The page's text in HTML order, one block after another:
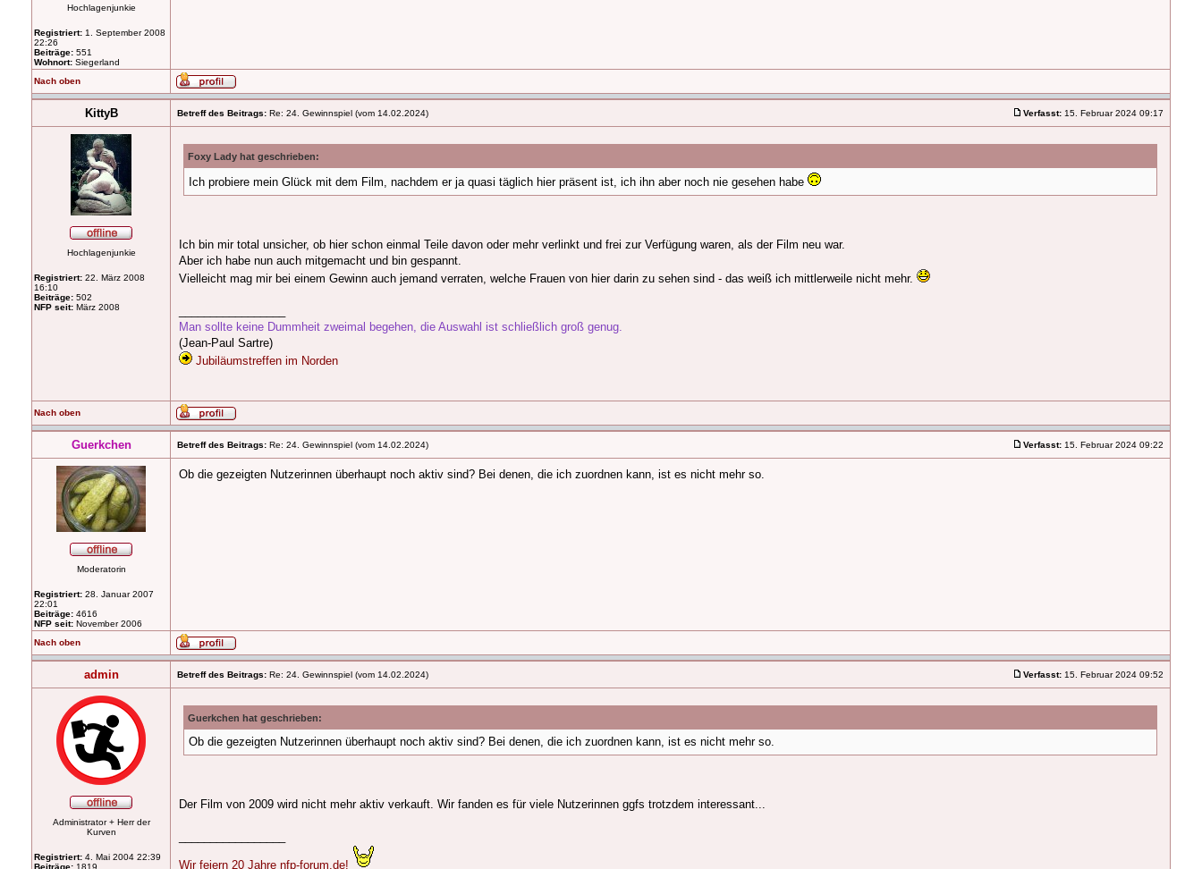
Hochlagenjunkie
Registriert: 1. September 2008
22:26
Beiträge: 551
Wohnort: Siegerland
Nach oben
KittyB Betreff des Beitrags: Re: 24. Gewinnspiel (vom 14.02.2024) Verfasst: 15. Februar 2024 09:17
Hochlagenjunkie
Registriert: 22. März 2008
16:10
Beiträge: 502
NFP seit: März 2008
Foxy Lady hat geschrieben:
Ich probiere mein Glück mit dem Film, nachdem er ja quasi täglich hier präsent ist, ich ihn aber noch nie gesehen habe
Ich bin mir total unsicher, ob hier schon einmal Teile davon oder mehr verlinkt und frei zur Verfügung waren, als der Film neu war.
Aber ich habe nun auch mitgemacht und bin gespannt.
Vielleicht mag mir bei einem Gewinn auch jemand verraten, welche Frauen von hier darin zu sehen sind - das weiß ich mittlerweile nicht mehr.
Man sollte keine Dummheit zweimal begehen, die Auswahl ist schließlich groß genug.
(Jean-Paul Sartre)
Jubiläumstreffen im Norden
Nach oben
Guerkchen Betreff des Beitrags: Re: 24. Gewinnspiel (vom 14.02.2024) Verfasst: 15. Februar 2024 09:22
Moderatorin
Registriert: 28. Januar 2007
22:01
Beiträge: 4616
NFP seit: November 2006
Ob die gezeigten Nutzerinnen überhaupt noch aktiv sind? Bei denen, die ich zuordnen kann, ist es nicht mehr so.
Nach oben
admin Betreff des Beitrags: Re: 24. Gewinnspiel (vom 14.02.2024) Verfasst: 15. Februar 2024 09:52
Administrator + Herr der
Kurven
Registriert: 4. Mai 2004 22:39
Beiträge: 1819
Guerkchen hat geschrieben:
Ob die gezeigten Nutzerinnen überhaupt noch aktiv sind? Bei denen, die ich zuordnen kann, ist es nicht mehr so.
Der Film von 2009 wird nicht mehr aktiv verkauft. Wir fanden es für viele Nutzerinnen ggfs trotzdem interessant...
Wir feiern 20 Jahre nfp-forum.de!